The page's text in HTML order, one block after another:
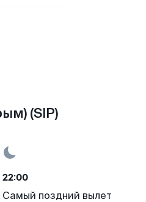
(SIP)
22:00
Самый поздний вылет